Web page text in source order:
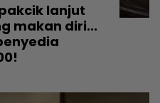
lanjut
makan diri...